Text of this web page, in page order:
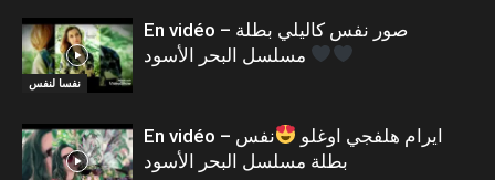
نفسا لنفس
En vidéo – صور نفس كاليلي بطلة
En vidéo – ايرام هلفجي اوغلو
نفس
بطلة مسلسل البحر الأسود